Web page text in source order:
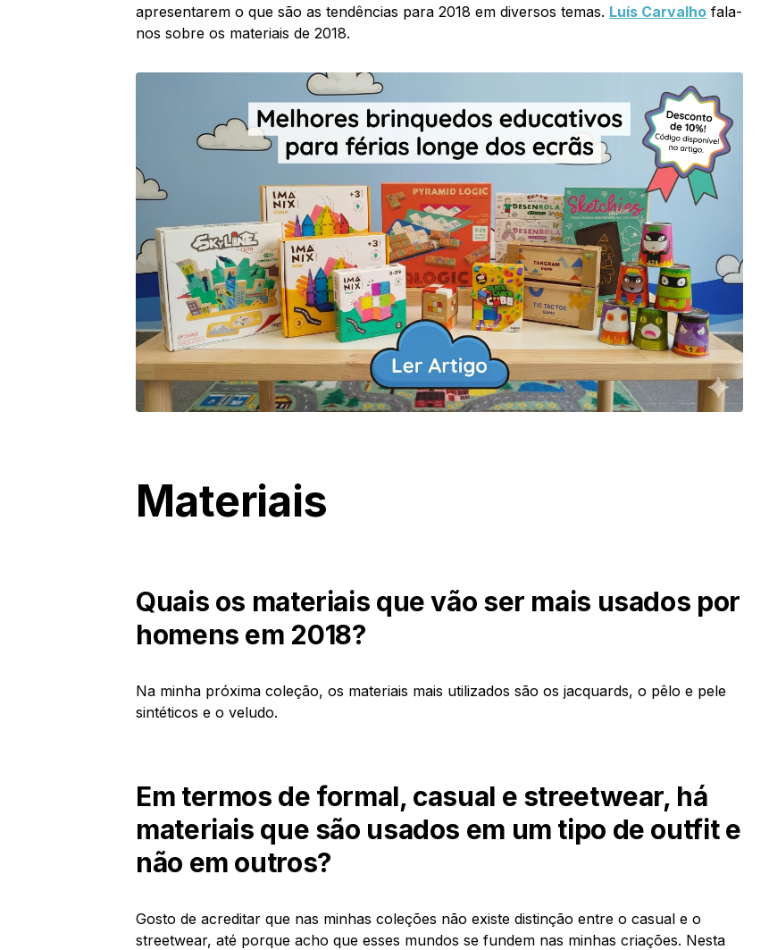
apresentarem o que são as tendências para 2018 em diversos temas. Luís Carvalho fala-
nos sobre os materiais de 2018.
Materiais
Quais os materiais que vão ser mais usados por
homens em 2018?
Na minha próxima coleção, os materiais mais utilizados são os jacquards, o pêlo e pele
sintéticos e o veludo.
Em termos de formal, casual e streetwear, há
materiais que são usados em um tipo de outfit e
não em outros?
Gosto de acreditar que nas minhas coleções não existe distinção entre o casual e o
streetwear, até porque acho que esses mundos se fundem nas minhas criações. Nesta